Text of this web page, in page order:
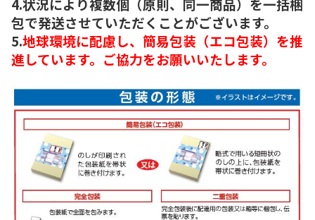
4.状況により複数個（原則、同一商品）を一括梱
包で発送させていただくことがございます。
5.地球環境に配慮し、簡易包装（エコ包装）を推
進しています。ご協力をお願いいたします。